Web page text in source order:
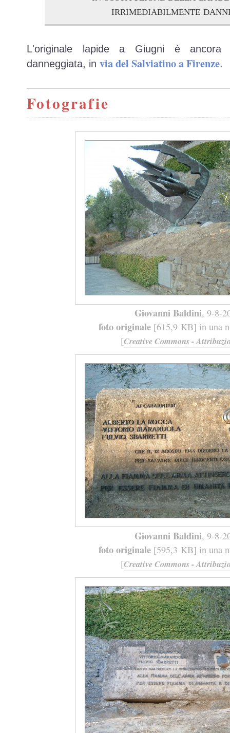
irrimediabilmente
L'originale lapide a Giugni è ancora
danneggiata, in via del Salviatino a Firenze.
Fotografie
Giovanni Baldini, 9-8-
foto originale [615,9 KB] in una
[Creative Commons -
Giovanni Baldini, 9-8-
foto originale [595,3 KB] in una
[Creative Commons -